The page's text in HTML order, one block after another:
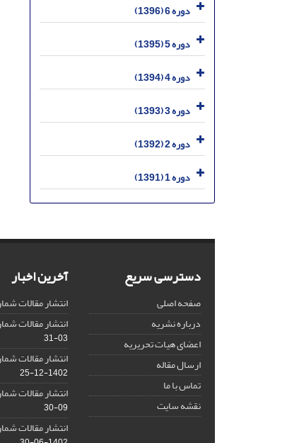
دوره 6 (1396)
دوره 5 (1395)
دوره 4 (1394)
دوره 3 (1393)
دوره 2 (1392)
دوره 1 (1391)
دسترسی سریع
صفحه اصلی
درباره نشریه
اعضای هیات تحریریه
ارسال مقاله
تماس با ما
نقشه سایت
آخرین اخبار
انتشار مقالات شماره
انتشار مقالات شماره بهار
03-31
انتشار مقالات شماره
1402-12-25
انتشار مقالات شماره
09-30
انتشار مقالات شماره